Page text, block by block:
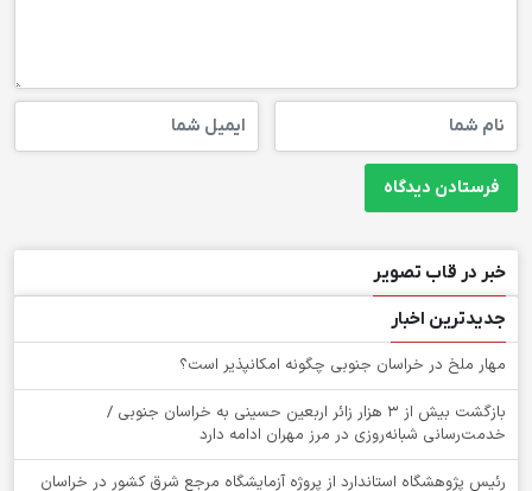
خبر در قاب تصویر
جدیدترین اخبار
‌مهار ملخ در خراسان جنوبی چگونه امکانپذیر است؟
بازگشت بیش از ۳ هزار زائر اربعین حسینی به خراسان جنوبی /
خدمت‌رسانی شبانه‌روزی در مرز مهران ادامه دارد
رئیس پژوهشگاه استاندارد از پروژه آزمایشگاه مرجع شرق کشور در خراسان